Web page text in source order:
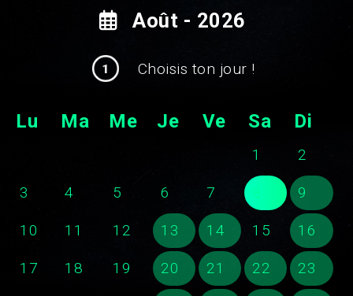
Août - 2026
1 Choisis ton jour !
Lu Ma Me Je Ve Sa Di
1 2
3 4 5 6 7 8 9
10 11 12 13 14 15 16
17 18 19 20 21 22 23